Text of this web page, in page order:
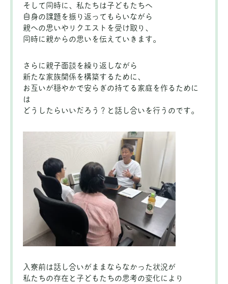
そして同時に、私たちは子どもたちへ
自身の課題を振り返ってもらいながら
親への思いやリクエストを受け取り、
同時に親からの思いを伝えていきます。
さらに親子面談を繰り返しながら
新たな家族関係を構築するために、
お互いが穏やかで安らぎの持てる家庭を作るために
は
どうしたらいいだろう？と話し合いを行うのです。
入寮前は話し合いがままならなかった状況が
私たちの存在と子どもたちの思考の変化により